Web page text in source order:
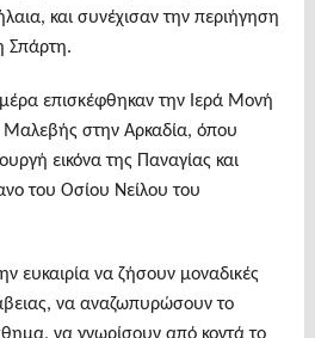
και συνέχισαν την περιήγηση
Σπάρτη.
επισκέφθηκαν την Ιερά Μονή
Μαλεβής στην Αρκαδία, όπου
εικόνα της Παναγίας και
του Οσίου Νείλου του
ευκαιρία να ζήσουν μοναδικές
να αναζωπυρώσουν το